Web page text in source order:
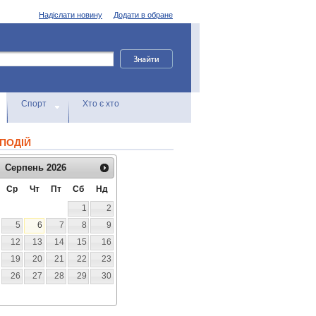
Додати в обране
Надіслати новину
Спорт Хто є хто
Серпень 2026
Ср Чт Пт Сб
Нд
1
2
5 6 7 8
9
12 13 14 15
16
19 20 21 22
23
26 27 28 29
30